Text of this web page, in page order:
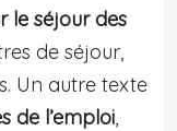
le séjour des
de séjour,
Un autre texte
de l’emploi,